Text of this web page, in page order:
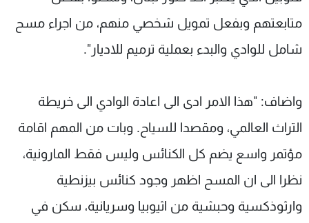
متابعتهم وبفعل تمويل شخصي منهم، من اجراء مسح
شامل للوادي والبدء بعملية ترميم للاديار".
واضاف: "هذا الامر ادى الى اعادة الوادي الى خريطة
التراث العالمي، ومقصدا للسياح. وبات من المهم اقامة
مؤتمر واسع يضم كل الكنائس وليس فقط المارونية،
نظرا الى ان المسح اظهر وجود كنائس بيزنطية
وارثوذكسية وحبشية من اثيوبيا وسريانية، سكن في